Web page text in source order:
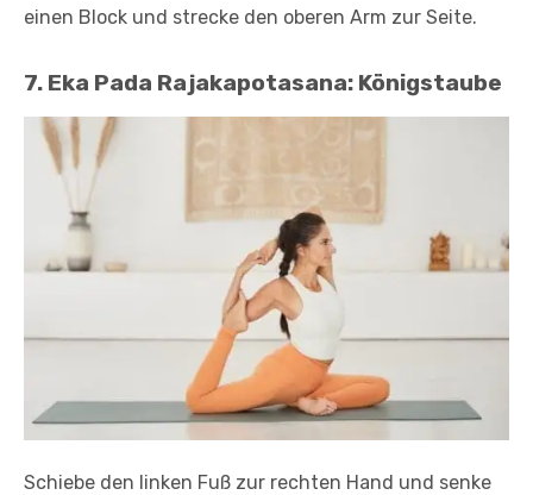
einen Block und strecke den oberen Arm zur Seite.
7. Eka Pada Rajakapotasana: Königstaube
Schiebe den linken Fuß zur rechten Hand und senke